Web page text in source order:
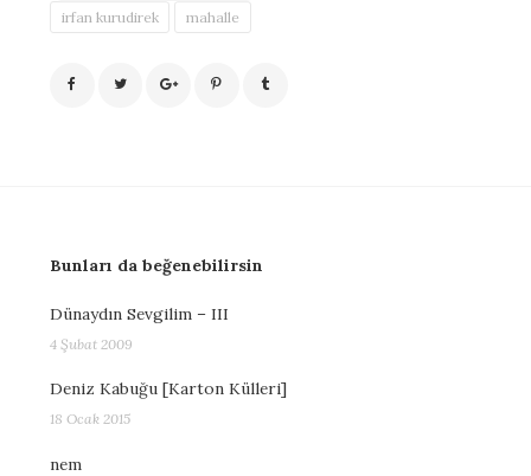
irfan kurudirek mahalle
Bunları da beğenebilirsin
Dünaydın Sevgilim – III
4 Şubat 2009
Deniz Kabuğu [Karton Külleri]
18 Ocak 2015
nem